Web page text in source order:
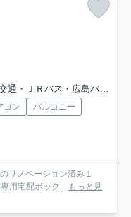
Ｒバス・広島バス「矢口上バス停」バス停下車 徒歩1分
コン
バルコニー
リノベーション済み１
用宅配ボック... もっと見